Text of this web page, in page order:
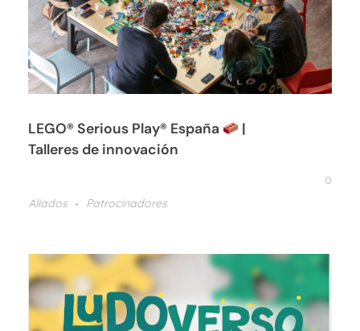
LEGO® Serious Play® España
|
Talleres de innovación
0
Aliados
Patrocinadores